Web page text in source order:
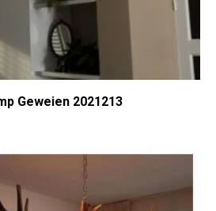
Geweien 2021213